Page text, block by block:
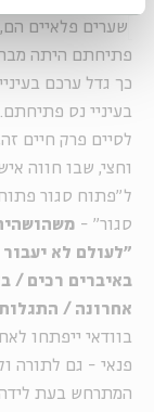
שערים פלאיים
פתיחתם היתה
כך גדל ערכם
בעיניי נס
לסיים פרק חיים
וחצי, שבו חווה
ל"פתוח סגור
סגור" - משהו
"לעולם לא
באיברים רכים /
אחרונה /
בוודאי ייפתחו
פנאי - גם לתורה
המתרחש בעת